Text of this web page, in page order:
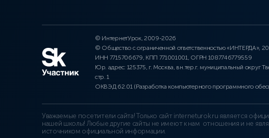
© ИнтернетУрок, 2009-2026
© Общество с ограниченной ответственностью «ИНТЕРДА»,
ИНН 7715706679, КПП 771001001, ОГРН 1087746779559
Юр. адрес: 125375, г. Москва, вн.тер.г. муниципальный округ
стр. 1
ОКВЭД 62.01 (Разработка компьютерного программного
Уважаемые посетители сайта! Только сайт interneturok.ru является
нашей школы! Любые другие сайты не имеют к нам отношения и не
источником официальной информации.